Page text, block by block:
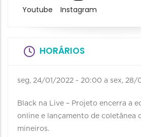
Youtube Instagram
HORÁRIOS
seg, 24/01/2022 - 20:00 a sex, 28/
Black na Live – Projeto encerra a
online e lançamento de coletânea
mineiros.